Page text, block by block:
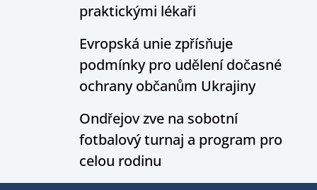
praktickými lékaři
Evropská unie zpřísňuje
podmínky pro udělení dočasné
ochrany občanům Ukrajiny
Ondřejov zve na sobotní
fotbalový turnaj a program pro
celou rodinu